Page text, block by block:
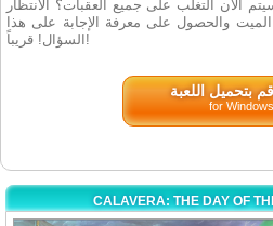
الآن التغلب على جميع العقبات؟ الانتظار
الميت والحصول على معرفة الإجابة على هذا
السؤال! قريباً!
قم بتحميل اللعبة
for Windows